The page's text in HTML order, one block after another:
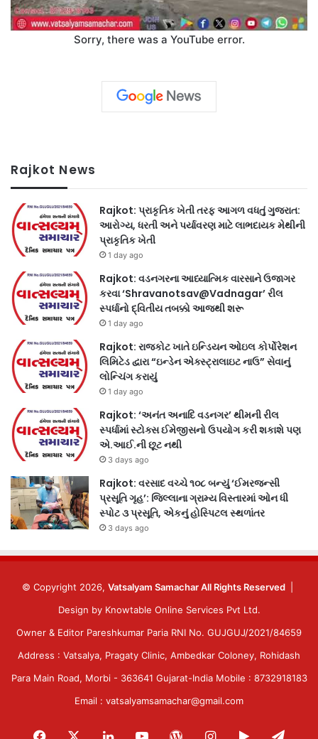
Sorry, there was a YouTube error.
Rajkot News
Rajkot: પ્રાકૃતિક ખેતી તરફ આગળ વધતું ગુજરાત:
આરોગ્ય, ધરતી અને પર્યાવરણ માટે લાભદાયક મેથીની
પ્રાકૃતિક ખેતી
1 day ago
Rajkot: વડનગરના આધ્યાત્મિક વારસાને ઉજાગર
કરવા ‘Shravanotsav@Vadnagar’ રીલ
સ્પર્ધાનો દ્વિતીય તબક્કો આજથી શરૂ
1 day ago
Rajkot: રાજકોટ ખાતે ઇન્ડિયન ઓઇલ કોર્પોરેશન
લિમિટેડ દ્વારા “ઇન્ડેન એક્સ્ટ્રાલાઇટ નાઉ” સેવાનું
લોન્ચિંગ કરાયું
1 day ago
Rajkot: ‘અનંત અનાદિ વડનગર’ થીમની રીલ
સ્પર્ધામાં સ્ટોક્સ ઈમેજીસનો ઉપયોગ કરી શકાશે પણ
એ.આઈ.ની છૂટ નથી
3 days ago
Rajkot: વરસાદ વચ્ચે ૧૦૮ બન્યું ‘ઈમરજન્સી
પ્રસૂતિ ગૃહ’: જિલ્લાના ગ્રામ્ય વિસ્તારમાં ઓન ધી
સ્પોટ ૩ પ્રસૂતિ, એકનું હોસ્પિટલ સ્થળાંતર
3 days ago
© Copyright 2026, Vatsalyam Samachar All Rights Reserved
Design by Knowtable Online Services Pvt Ltd.
Owner & Editor Pareshkumar Paria RNI No. GUJGUJ/2021/84659
Address : Vatsalya, Pragaty Clinic, Ambedkar Coloney, Rohidash
Para Main Road, Morbi - 363641 Gujarat-India Mobile : 8732918183
Email : vatsalyamsamachar@gmail.com
Facebook LinkedInYouTubeWordPressInstagram
Google